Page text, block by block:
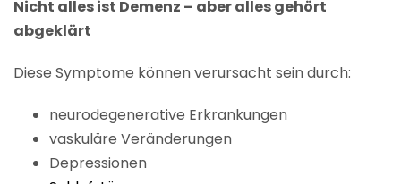
Nicht alles ist Demenz – aber alles gehört
abgeklärt
Diese Symptome können verursacht sein durch:
neurodegenerative Erkrankungen
vaskuläre Veränderungen
Depressionen